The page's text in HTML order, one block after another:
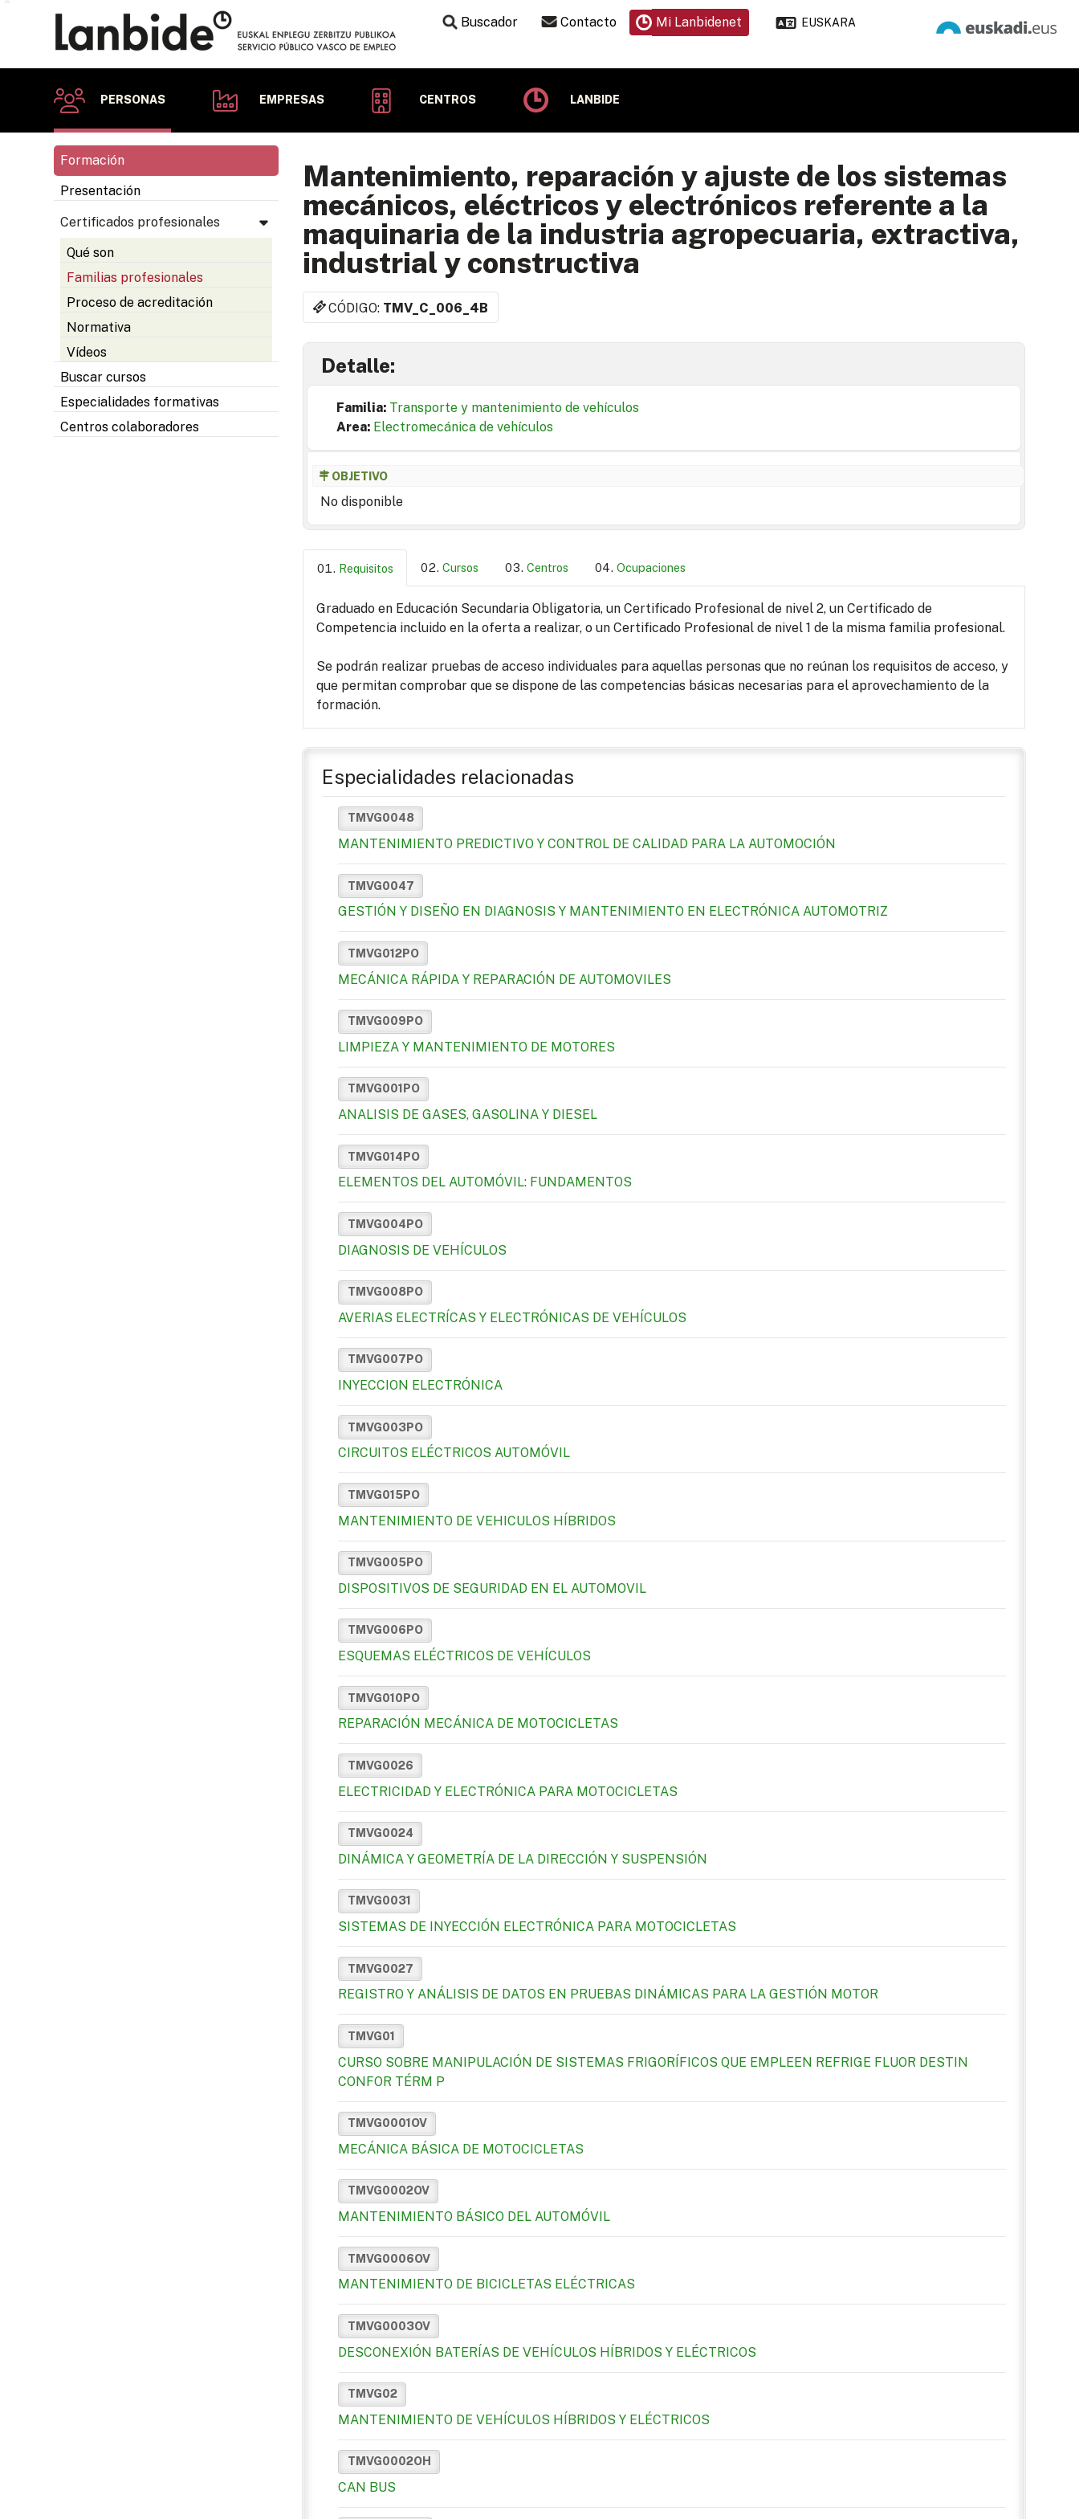
Buscador Contacto Mi Lanbidenet EUSKARA
PERSONAS EMPRESAS CENTROS LANBIDE
Formación
Presentación
Certificados profesionales
Qué son
Familias profesionales
Proceso de acreditación
Normativa
Vídeos
Buscar cursos
Especialidades formativas
Centros colaboradores
Mantenimiento, reparación y ajuste de los sistemas
mecánicos, eléctricos y electrónicos referente a la
maquinaria de la industria agropecuaria, extractiva,
industrial y constructiva
CÓDIGO: TMV_C_006_4B
Detalle:
Familia: Transporte y mantenimiento de vehículos
Area: Electromecánica de vehículos
OBJETIVO
No disponible
Requisitos Cursos Centros Ocupaciones
Graduado en Educación Secundaria Obligatoria, un Certificado Profesional de nivel 2, un Certificado de
Competencia incluido en la oferta a realizar, o un Certificado Profesional de nivel 1 de la misma familia profesional.
Se podrán realizar pruebas de acceso individuales para aquellas personas que no reúnan los requisitos de acceso, y
que permitan comprobar que se dispone de las competencias básicas necesarias para el aprovechamiento de la
formación.
Especialidades relacionadas
TMVG0048
MANTENIMIENTO PREDICTIVO Y CONTROL DE CALIDAD PARA LA AUTOMOCIÓN
TMVG0047
GESTIÓN Y DISEÑO EN DIAGNOSIS Y MANTENIMIENTO EN ELECTRÓNICA AUTOMOTRIZ
TMVG012PO
MECÁNICA RÁPIDA Y REPARACIÓN DE AUTOMOVILES
TMVG009PO
LIMPIEZA Y MANTENIMIENTO DE MOTORES
TMVG001PO
ANALISIS DE GASES, GASOLINA Y DIESEL
TMVG014PO
ELEMENTOS DEL AUTOMÓVIL: FUNDAMENTOS
TMVG004PO
DIAGNOSIS DE VEHÍCULOS
TMVG008PO
AVERIAS ELECTRÍCAS Y ELECTRÓNICAS DE VEHÍCULOS
TMVG007PO
INYECCION ELECTRÓNICA
TMVG003PO
CIRCUITOS ELÉCTRICOS AUTOMÓVIL
TMVG015PO
MANTENIMIENTO DE VEHICULOS HÍBRIDOS
TMVG005PO
DISPOSITIVOS DE SEGURIDAD EN EL AUTOMOVIL
TMVG006PO
ESQUEMAS ELÉCTRICOS DE VEHÍCULOS
TMVG010PO
REPARACIÓN MECÁNICA DE MOTOCICLETAS
TMVG0026
ELECTRICIDAD Y ELECTRÓNICA PARA MOTOCICLETAS
TMVG0024
DINÁMICA Y GEOMETRÍA DE LA DIRECCIÓN Y SUSPENSIÓN
TMVG0031
SISTEMAS DE INYECCIÓN ELECTRÓNICA PARA MOTOCICLETAS
TMVG0027
REGISTRO Y ANÁLISIS DE DATOS EN PRUEBAS DINÁMICAS PARA LA GESTIÓN MOTOR
TMVG01
CURSO SOBRE MANIPULACIÓN DE SISTEMAS FRIGORÍFICOS QUE EMPLEEN REFRIGE FLUOR DESTIN
CONFOR TÉRM P
TMVG0001OV
MECÁNICA BÁSICA DE MOTOCICLETAS
TMVG0002OV
MANTENIMIENTO BÁSICO DEL AUTOMÓVIL
TMVG0006OV
MANTENIMIENTO DE BICICLETAS ELÉCTRICAS
TMVG0003OV
DESCONEXIÓN BATERÍAS DE VEHÍCULOS HÍBRIDOS Y ELÉCTRICOS
TMVG02
MANTENIMIENTO DE VEHÍCULOS HÍBRIDOS Y ELÉCTRICOS
TMVG0002OH
CAN BUS